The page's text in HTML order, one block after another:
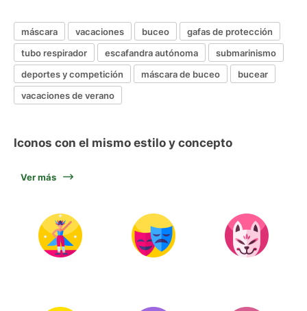
máscara vacaciones buceo
gafas de protección
tubo respirador
escafandra autónoma
submarinismo
deportes y competición
máscara de buceo
bucear
vacaciones de verano
Iconos con el mismo estilo y concepto
Ver más